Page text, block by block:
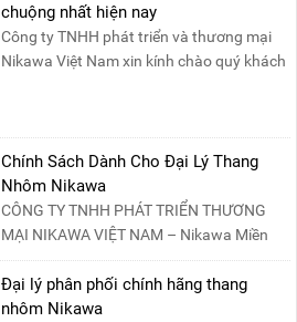
chuộng nhất hiện nay
Công ty TNHH phát triển và thương mại
Nikawa Việt Nam xin kính chào quý khách
Chính Sách Dành Cho Đại Lý Thang
Nhôm Nikawa
CÔNG TY TNHH PHÁT TRIỂN THƯƠNG
MẠI NIKAWA VIỆT NAM – Nikawa Miền
Bắc: Số 19, Đường Trung ....
Đại lý phân phối chính hãng thang
nhôm Nikawa